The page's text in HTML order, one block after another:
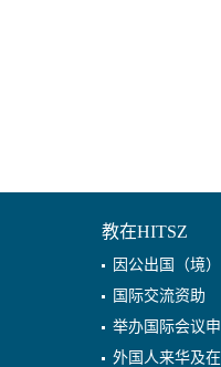
教在HITSZ
因公出国（境）
国际交流资助
举办国际会议
外国人来华及